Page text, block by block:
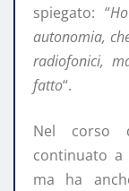
spiegato: “
autonomia,
radiofonici,
fatto“.
Nel corso
continuato a
ma ha